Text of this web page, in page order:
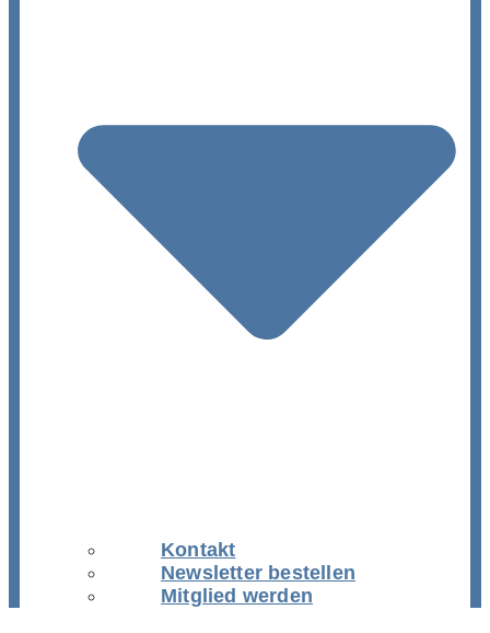
Kontakt
Newsletter bestellen
Mitglied werden